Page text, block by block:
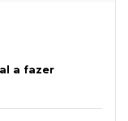
a fazer